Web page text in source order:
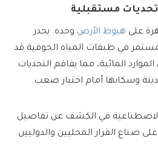
مستقبلية
على هبوط الأرض وحده. يحذر
في طبقات المياه الجوفية قد
المائية، مما يفاقم التحديات
وسكانها أمام اختبار صعب.
الاصطناعية في الكشف عن تفاصيل
صناع القرار المحليين والدوليين